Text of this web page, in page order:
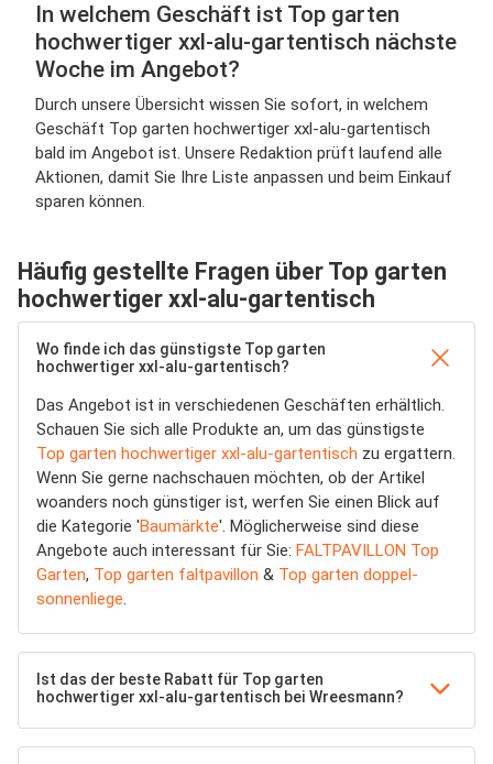
In welchem Geschäft ist Top garten
hochwertiger xxl-alu-gartentisch nächste
Woche im Angebot?
Durch unsere Übersicht wissen Sie sofort, in welchem
Geschäft Top garten hochwertiger xxl-alu-gartentisch
bald im Angebot ist. Unsere Redaktion prüft laufend alle
Aktionen, damit Sie Ihre Liste anpassen und beim Einkauf
sparen können.
Häufig gestellte Fragen über Top garten
hochwertiger xxl-alu-gartentisch
Wo finde ich das günstigste Top garten
hochwertiger xxl-alu-gartentisch?
Das Angebot ist in verschiedenen Geschäften erhältlich.
Schauen Sie sich alle Produkte an, um das günstigste
Top garten hochwertiger xxl-alu-gartentisch zu ergattern.
Wenn Sie gerne nachschauen möchten, ob der Artikel
woanders noch günstiger ist, werfen Sie einen Blick auf
die Kategorie 'Baumärkte'. Möglicherweise sind diese
Angebote auch interessant für Sie: FALTPAVILLON Top
Garten, Top garten faltpavillon & Top garten doppel-
sonnenliege.
Ist das der beste Rabatt für Top garten
hochwertiger xxl-alu-gartentisch bei Wreesmann?